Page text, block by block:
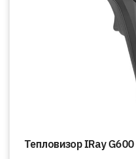
Тепловизор IRay G600